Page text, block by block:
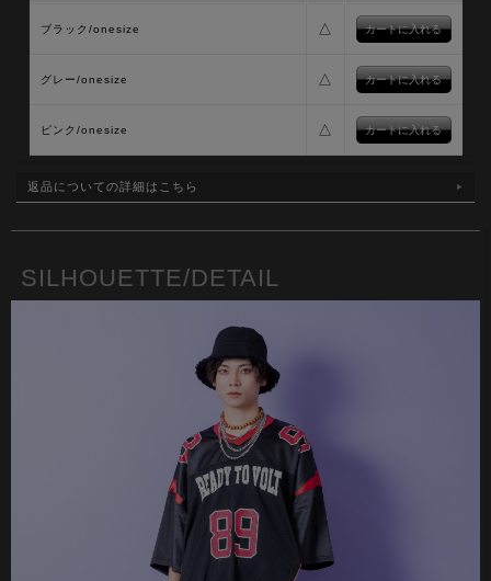
ブラック/onesize △
グレー/onesize △
ピンク/onesize △
返品についての詳細はこちら
SILHOUETTE/DETAIL